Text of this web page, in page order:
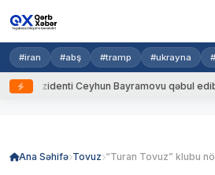
#iran #abş #tramp #ukrayna
Ceyhun Bayramovu qəbul edib
Ana Səhifə Tovuz “Turan Tovuz” klubu